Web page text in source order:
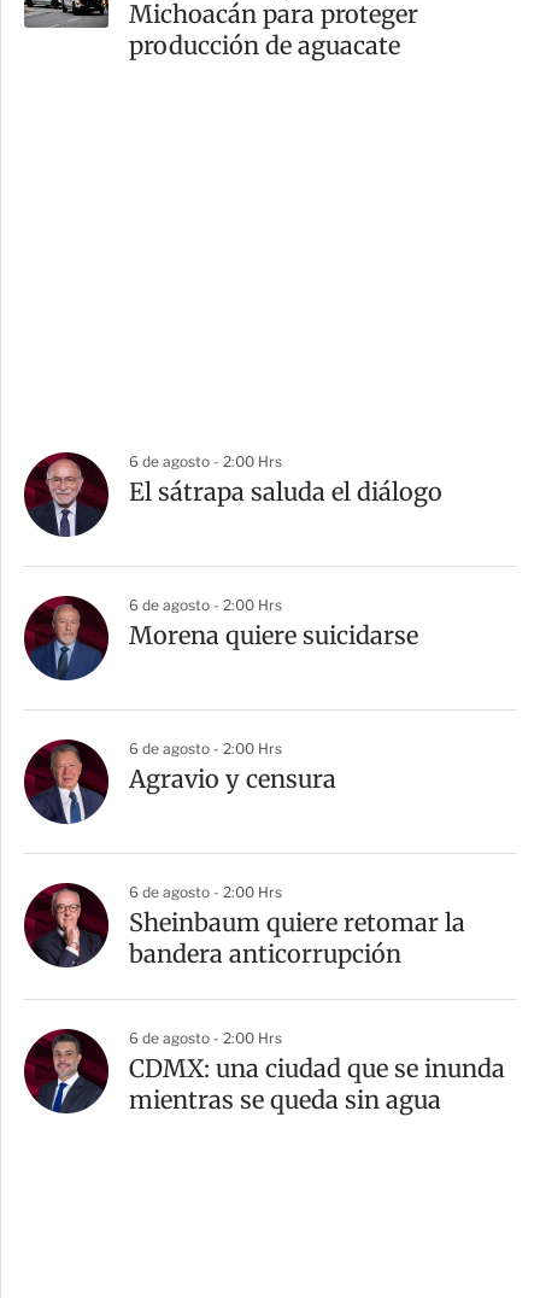
Michoacán para proteger
producción de aguacate
6 de agosto - 2:00 Hrs
El sátrapa saluda el diálogo
6 de agosto - 2:00 Hrs
Morena quiere suicidarse
6 de agosto - 2:00 Hrs
Agravio y censura
6 de agosto - 2:00 Hrs
Sheinbaum quiere retomar la
bandera anticorrupción
6 de agosto - 2:00 Hrs
CDMX: una ciudad que se inunda
mientras se queda sin agua